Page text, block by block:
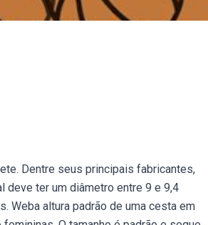
Dentre seus principais fabricantes,
deve ter um diâmetro entre 9 e 9,4
Weba altura padrão de uma cesta em